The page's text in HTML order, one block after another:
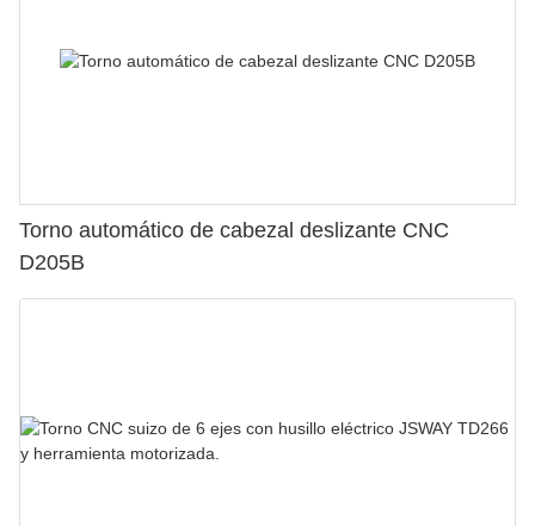
Torno automático de cabezal deslizante CNC
D205B